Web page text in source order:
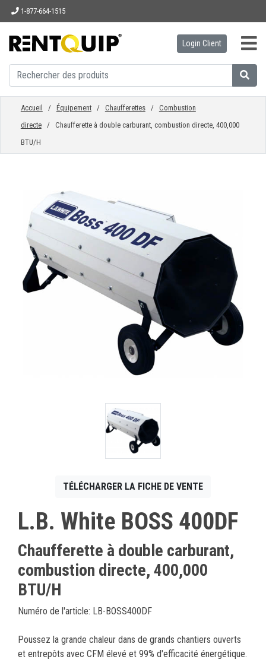
1-877-664-1515
ACCUEIL
ÉQUIPEMENT
ACCESSOIRES
PIÈCES
ENTREPRISE
CONTACT
Login Client
Accueil / Équipement/ Chaufferettes/ Combustion
directe/ Chaufferette à double carburant, combustion directe, 400,000
BTU/H
TÉLÉCHARGER LA FICHE DE VENTE
L.B. White BOSS 400DF
Chaufferette à double carburant,
combustion directe, 400,000
BTU/H
Numéro de l'article: LB-BOSS400DF
Poussez la grande chaleur dans de grands chantiers ouverts
et entrepôts avec CFM élevé et 99% d'efficacité énergétique.